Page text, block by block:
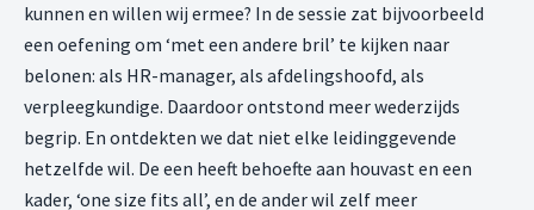
kunnen en willen wij ermee? In de sessie zat bijvoorbeeld
een oefening om ‘met een andere bril’ te kijken naar
belonen: als HR-manager, als afdelingshoofd, als
verpleegkundige. Daardoor ontstond meer wederzijds
begrip. En ontdekten we dat niet elke leidinggevende
hetzelfde wil. De een heeft behoefte aan houvast en een
kader, ‘one size fits all’, en de ander wil zelf meer